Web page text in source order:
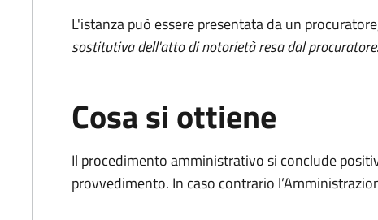
L'istanza può essere presentata da un
sostitutiva dell'atto di notorietà resa dal procuratore.
Cosa si ottiene
Il procedimento amministrativo si conclude
provvedimento. In caso contrario